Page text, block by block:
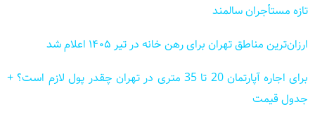
تازه مستأجران سالمند
ارزان‌ترین مناطق تهران برای رهن خانه در تیر ۱۴۰۵ اعلام شد
برای اجاره آپارتمان 20 تا 35 متری در تهران چقدر پول لازم است؟ +
جدول قیمت